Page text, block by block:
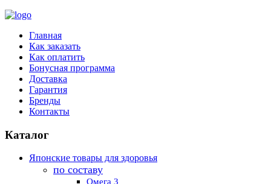
Главная
Как заказать
Как оплатить
Бонусная программа
Доставка
Гарантия
Бренды
Контакты
Каталог
Японские товары для здоровья
по составу
Омега 3